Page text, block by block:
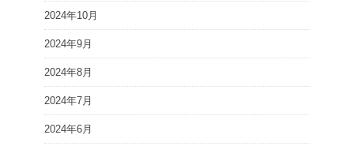
2024年10月
2024年9月
2024年8月
2024年7月
2024年6月